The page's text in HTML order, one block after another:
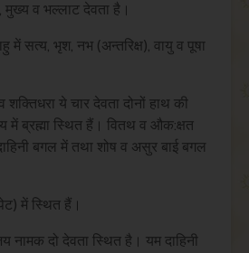
मुख्य व भल्लाट देवता है।
में सत्य, भृश, नभ (अन्तरिक्ष), वायु व पूषा
शक्तिधरा ये चार देवता दोनों हाथ की
में ब्रह्मा स्थित हैं। वितथ व औक:क्षत
बगल में तथा शोष व असुर बाई बगल
में स्थित हैं।
नामक दो देवता स्थित है। यम दाहिनी